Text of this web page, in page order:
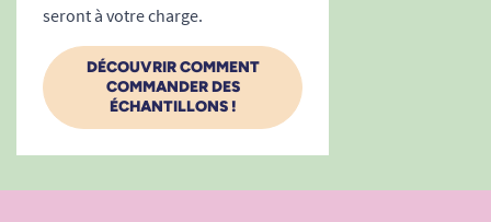
Voir tous les produits pour m'aider à gérer mes
problèmes d'incontinence.
seront à votre charge.
DÉCOUVRIR COMMENT
COMMANDER DES
ÉCHANTILLONS !